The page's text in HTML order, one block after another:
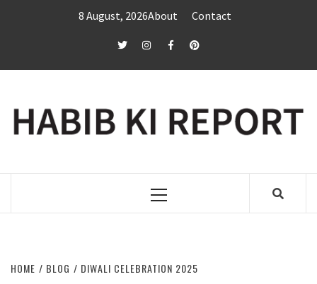
8 August, 2026About Contact
twitterInstagramFacebookPinterest
Primary
HOME BLOG DIWALI CELEBRATION 2025